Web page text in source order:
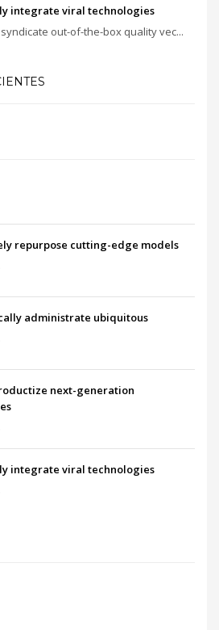
integrate viral technologies
out-of-the-box quality vec...
repurpose cutting-edge models
administrate ubiquitous
next-generation
integrate viral technologies